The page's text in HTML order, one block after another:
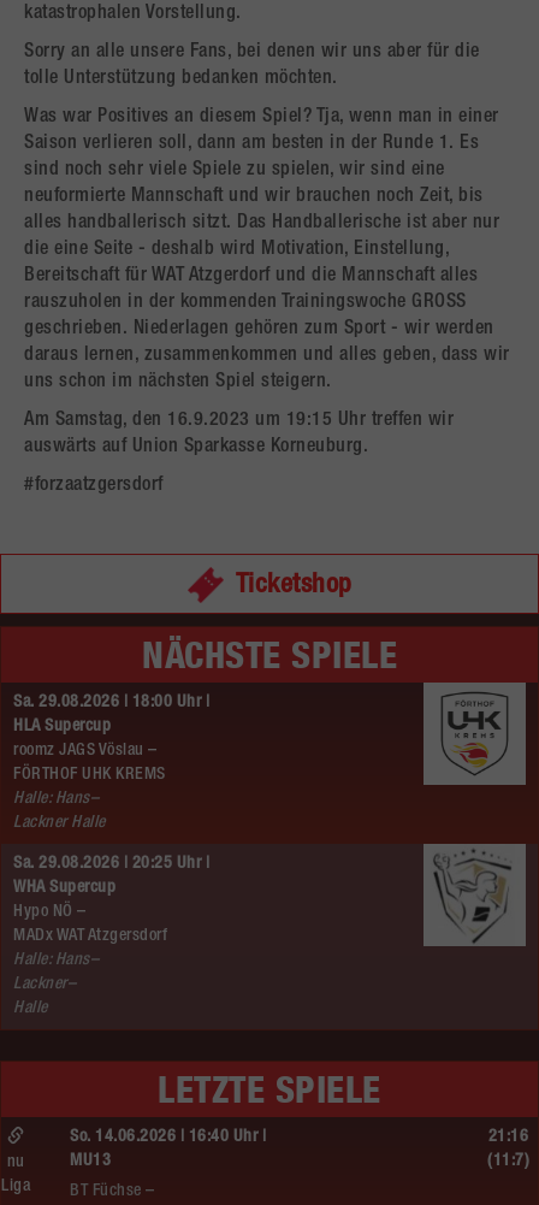
katastrophalen Vorstellung.
Sorry an alle unsere Fans, bei denen wir uns aber für die
tolle Unterstützung bedanken möchten.
Was war Positives an diesem Spiel? Tja, wenn man in einer
Saison verlieren soll, dann am besten in der Runde 1. Es
sind noch sehr viele Spiele zu spielen, wir sind eine
neuformierte Mannschaft und wir brauchen noch Zeit, bis
alles handballerisch sitzt. Das Handballerische ist aber nur
die eine Seite - deshalb wird Motivation, Einstellung,
Bereitschaft für WAT Atzgerdorf und die Mannschaft alles
rauszuholen in der kommenden Trainingswoche GROSS
geschrieben. Niederlagen gehören zum Sport - wir werden
daraus lernen, zusammenkommen und alles geben, dass wir
uns schon im nächsten Spiel steigern.
Am Samstag, den 16.9.2023 um 19:15 Uhr treffen wir
auswärts auf Union Sparkasse Korneuburg.
#forzaatzgersdorf
Ticketshop
NÄCHSTE SPIELE
Sa. 29.08.2026 | 18:00 Uhr |
HLA Supercup
roomz JAGS Vöslau –
FÖRTHOF UHK KREMS
Halle: Hans–
Lackner Halle
Sa. 29.08.2026 | 20:25 Uhr |
WHA Supercup
Hypo NÖ –
MADx WAT Atzgersdorf
Halle: Hans–
Lackner–
Halle
LETZTE SPIELE
So. 14.06.2026 | 16:40 Uhr |
MU13
BT Füchse –
nu
Liga
21:16
(11:7)